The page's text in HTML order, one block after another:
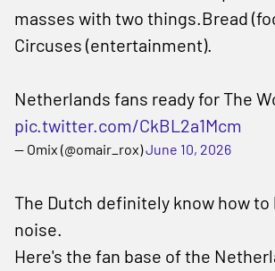
masses with two things.Bread
Circuses (entertainment).
Netherlands fans ready for The
pic.twitter.com/CkBL2a1Mcm
— Omix (@omair_rox)June 10, 2026
The Dutch definitely know how to
noise.
Here's the fan base of the